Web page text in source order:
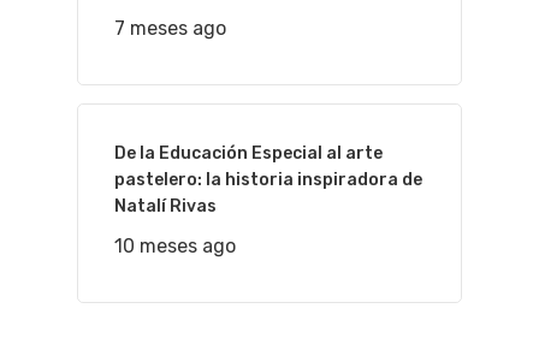
7 meses ago
De la Educación Especial al arte
pastelero: la historia inspiradora de
Natalí Rivas
10 meses ago